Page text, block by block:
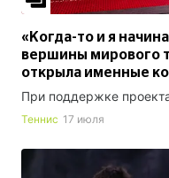
«Когда-то и я
вершины мирового
открыла именные
При поддержке
Теннис 17 июля